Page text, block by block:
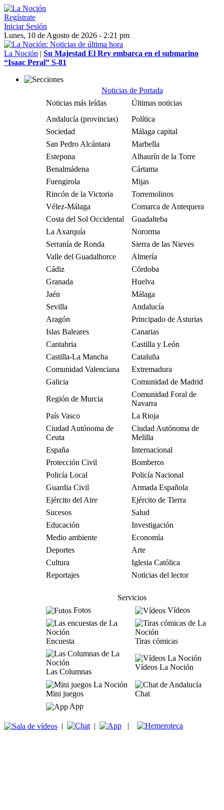
Regístrate
Iniciar Sesión
Lunes, 10 de Agosto de 2026 - 2:21 pm
La Noción | Su Majestad El Rey embarca en el submarino
“Isaac Peral” S-81
Noticias de Portada
Noticias más leídas
Últimas noticias
Andalucía (provincias)
Política
Sociedad
Málaga capital
San Pedro Alcántara
Marbella
Estepona
Alhaurín de la Torre
Benalmádena
Cártama
Fuengirola
Mijas
Rincón de la Victoria
Torremolinos
Vélez-Málaga
Comarca de Antequera
Costa del Sol Occidental
Guadalteba
La Axarquía
Nororma
Serranía de Ronda
Sierra de las Nieves
Valle del Guadalhorce
Almería
Cádiz
Córdoba
Granada
Huelva
Jaén
Málaga
Sevilla
Andalucía
Aragón
Principado de Asturias
Islas Baleares
Canarias
Cantabria
Castilla y León
Castilla-La Mancha
Cataluña
Comunidad Valenciana
Extremadura
Galicia
Comunidad de Madrid
Región de Murcia
Comunidad Foral de
Navarra
País Vasco
La Rioja
Ciudad Autónoma de
Ceuta
Ciudad Autónoma de
Melilla
España
Internacional
Protección Civil
Bomberos
Policía Local
Policía Nacional
Guardia Civil
Armada Española
Ejército del Aire
Ejército de Tierra
Sucesos
Salud
Educación
Investigación
Medio ambiente
Economía
Deportes
Arte
Cultura
Iglesia Católica
Reportajes
Noticias del lector
Servicios
Fotos
Vídeos
Encuesta Tiras cómicas
Las Columnas
Vídeos La Noción
Mini juegos
Chat
App
| | |